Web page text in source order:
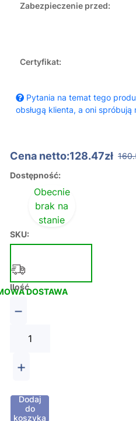
Zabezpieczenie przed:
Certyfikat:
Pytania na temat tego
obsługą klienta, a oni
Cena netto:128.47zł
Dostępność:
Obecnie
brak na
stanie
SKU:
DOSTAWA
Ilość
−
+
Dodaj
do
koszyka